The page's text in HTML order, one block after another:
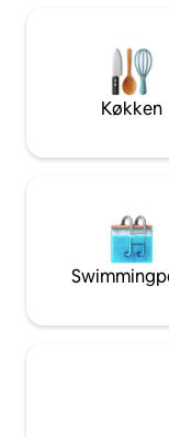
nederste etage. Ideel til par og familier,
men ikke til ældre
Køkken